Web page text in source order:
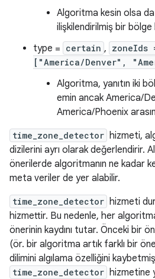
Algoritma kesin olsa
ilişkilendirilmiş bir bölge
type = certain , zoneIds
["America/Denver",
Algoritma, yanıtın iki
emin ancak America/
America/Phoenix
time_zone_detector hizmeti,
dizilerini ayrı olarak değerlendirir.
önerilerde algoritmanın ne kadar
meta veriler de yer alabilir.
time_zone_detector hizmeti
hizmettir. Bu nedenle, her
önerinin kaydını tutar. Önceki bir
(ör. bir algoritma artık farklı bir
dilimini algılama özelliğini
time_zone_detector hizmetine